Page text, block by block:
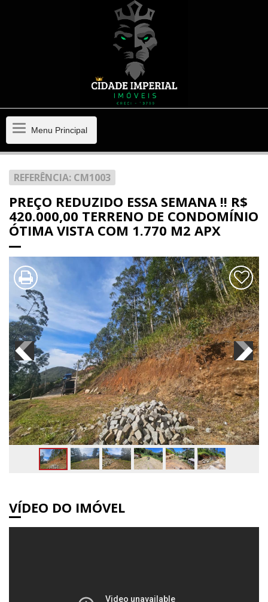
MenuMenu Principal
REFERÊNCIA: CM1003
PREÇO REDUZIDO ESSA SEMANA !! R$
420.000,00 TERRENO DE CONDOMÍNIO
ÓTIMA VISTA COM 1.770 M2 APX
VÍDEO DO IMÓVEL